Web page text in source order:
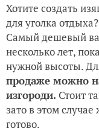
Хотите создать
для уголка
Самый дешевый
несколько лет,
нужной высоты.
продаже можно
изгороди. Стоит
зато в этом
готово.